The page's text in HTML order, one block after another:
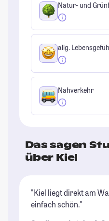
Natur- und
allg.
Nahverkehr
Das sagen
über Kiel
"Kiel liegt direkt am
einfach schön."